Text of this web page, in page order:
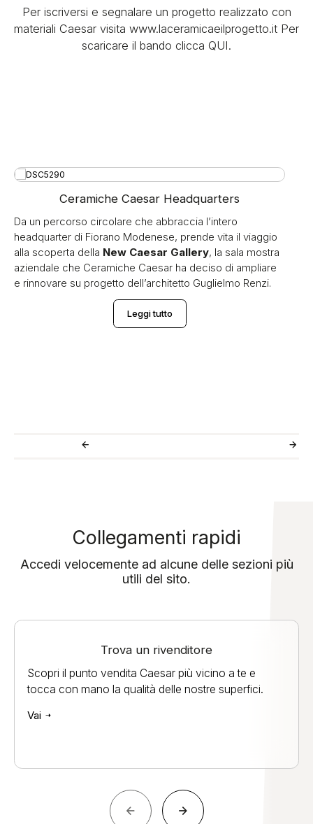
Per iscriversi e segnalare un progetto realizzato con
materiali Caesar visita www.laceramicaeilprogetto.it Per
scaricare il bando clicca QUI.
Ceramiche Caesar Headquarters
Da un percorso circolare che abbraccia l’intero
headquarter di Fiorano Modenese, prende vita il viaggio
alla scoperta della New Caesar Gallery, la sala mostra
aziendale che Ceramiche Caesar ha deciso di ampliare
e rinnovare su progetto dell’architetto Guglielmo Renzi.
Leggi tutto
Collegamenti rapidi
Accedi velocemente ad alcune delle sezioni più
utili del sito.
Trova un rivenditore
Scopri il punto vendita Caesar più vicino a te e
tocca con mano la qualità delle nostre superfici.
Vai